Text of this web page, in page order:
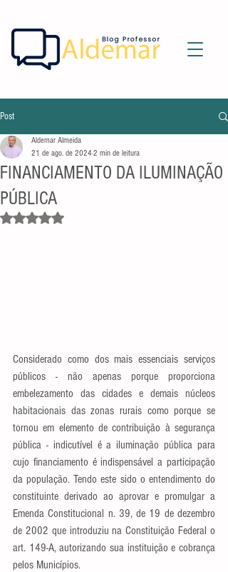
Post
FINANCIAMENTO DA ILUMINAÇÃO
PÚBLICA
Aldemar Almeida
21 de ago. de 2024 2 min de leitura
Avaliado com NaN de 5 estrelas.
Considerado como dos mais essenciais serviços
públicos - não apenas porque proporciona
embelezamento das cidades e demais núcleos
habitacionais das zonas rurais como porque se
tornou em elemento de contribuição à segurança
pública - indicutível é a iluminação pública para
cujo financiamento é indispensável a participação
da população. Tendo este sido o entendimento do
constituinte derivado ao aprovar e promulgar a
Emenda Constitucional n. 39, de 19 de dezembro
de 2002 que introduziu na Constituição Federal o
art. 149-A, autorizando sua instituição e cobrança
pelos Municípios.